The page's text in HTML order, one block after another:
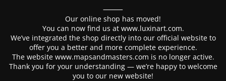
⸻
Our online shop has moved!
You can now find us at www.luxinart.com.
We’ve integrated the shop directly into our official website to
offer you a better and more complete experience.
The website www.mapsandmasters.com is no longer active.
Thank you for your understanding — we’re happy to welcome
you to our new website!